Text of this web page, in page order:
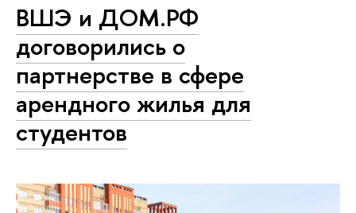
ВШЭ и ДОМ.РФ
договорились о
партнерстве в сфере
арендного жилья для
студентов